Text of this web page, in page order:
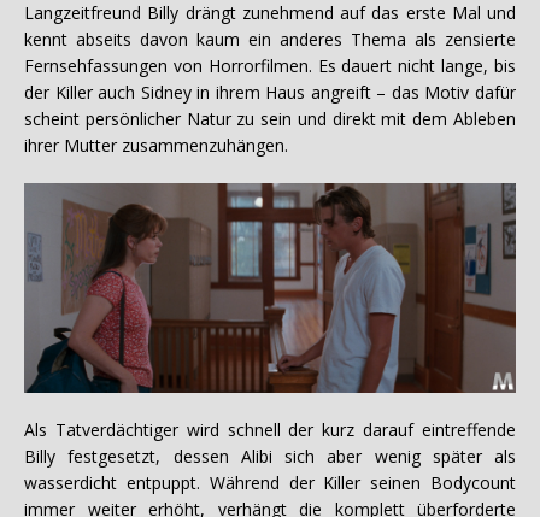
Langzeitfreund Billy drängt zunehmend auf das erste Mal und
kennt abseits davon kaum ein anderes Thema als zensierte
Fernsehfassungen von Horrorfilmen. Es dauert nicht lange, bis
der Killer auch Sidney in ihrem Haus angreift – das Motiv dafür
scheint persönlicher Natur zu sein und direkt mit dem Ableben
ihrer Mutter zusammenzuhängen.
Als Tatverdächtiger wird schnell der kurz darauf eintreffende
Billy festgesetzt, dessen Alibi sich aber wenig später als
wasserdicht entpuppt. Während der Killer seinen Bodycount
immer weiter erhöht, verhängt die komplett überforderte